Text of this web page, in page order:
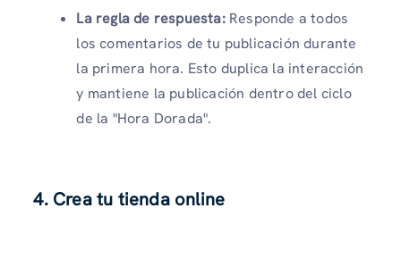
La regla de respuesta:Responde a todos
los comentarios de tu publicación durante
la primera hora. Esto duplica la interacción
y mantiene la publicación dentro del ciclo
de la "Hora Dorada".
4. Crea tu tienda online